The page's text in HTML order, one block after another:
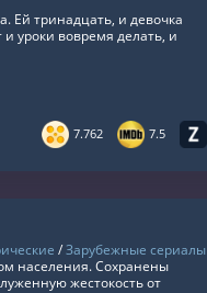
7.762 7.5
Ей тринадцать, и девочка
уроки вовремя делать, и
/Зарубежные сериалы
населения. Сохранены
жестокость от